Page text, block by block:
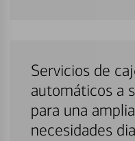
Servicios de
automáticos a
para una
necesidades